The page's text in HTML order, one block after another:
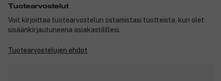
Tuotearvostelut
Voit kirjoittaa tuotearvostelun ostamistasi tuotteista, kun olet
sisäänkirjautuneena asiakastilillesi.
Tuotearvostelujen ehdot